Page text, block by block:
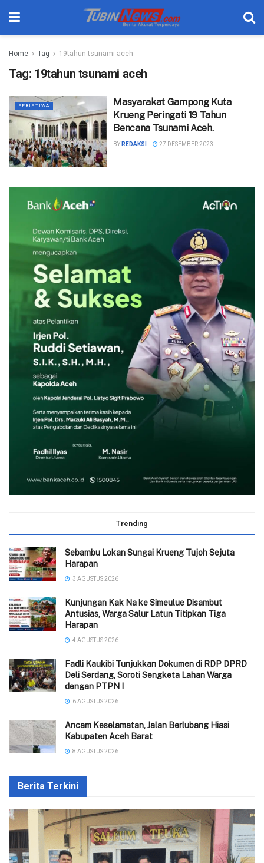
Home Tag 19tahun tsunami aceh
Tag: 19tahun tsunami aceh
PERISTIWA
Masyarakat Gampong Kuta
Krueng Peringati 19 Tahun
Bencana Tsunami Aceh.
BY REDAKSI 27 DESEMBER 2023
Trending
Sebambu Lokan Sungai Krueng Tujoh Sejuta
Harapan
3 AGUSTUS 2026
Kunjungan Kak Na ke Simeulue Disambut
Antusias, Warga Salur Latun Titipkan Tiga
Harapan
4 AGUSTUS 2026
Fadli Kaukibi Tunjukkan Dokumen di RDP DPRD
Deli Serdang, Soroti Sengketa Lahan Warga
dengan PTPN I
6 AGUSTUS 2026
Ancam Keselamatan, Jalan Berlubang Hiasi
Kabupaten Aceh Barat
8 AGUSTUS 2026
Berita Terkini